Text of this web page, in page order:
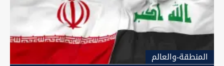
المنطقة-والعالم